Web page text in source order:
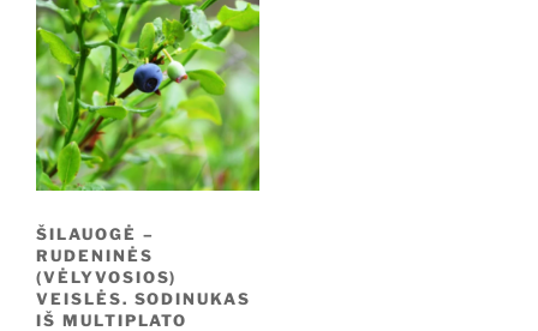
ŠILAUOGĖ –
RUDENINĖS
(VĖLYVOSIOS)
VEISLĖS. SODINUKAS
IŠ MULTIPLATO